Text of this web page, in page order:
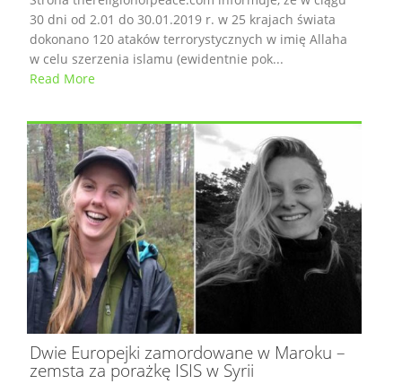
30 dni od 2.01 do 30.01.2019 r. w 25 krajach świata
dokonano 120 ataków terrorystycznych w imię Allaha
w celu szerzenia islamu (ewidentnie pok...
Read More
Dwie Europejki zamordowane w Maroku –
zemsta za porażkę ISIS w Syrii